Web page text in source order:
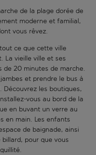
de la plage dorée de
moderne et familial,
vous rêvez.
ce que cette ville
La vieille ville et ses
de 20 minutes de marche.
et prendre le bus à
Découvrez les boutiques,
vous au bord de la
en buvant un verre au
en main. Les enfants
de baignade, ainsi
billard, pour que vous